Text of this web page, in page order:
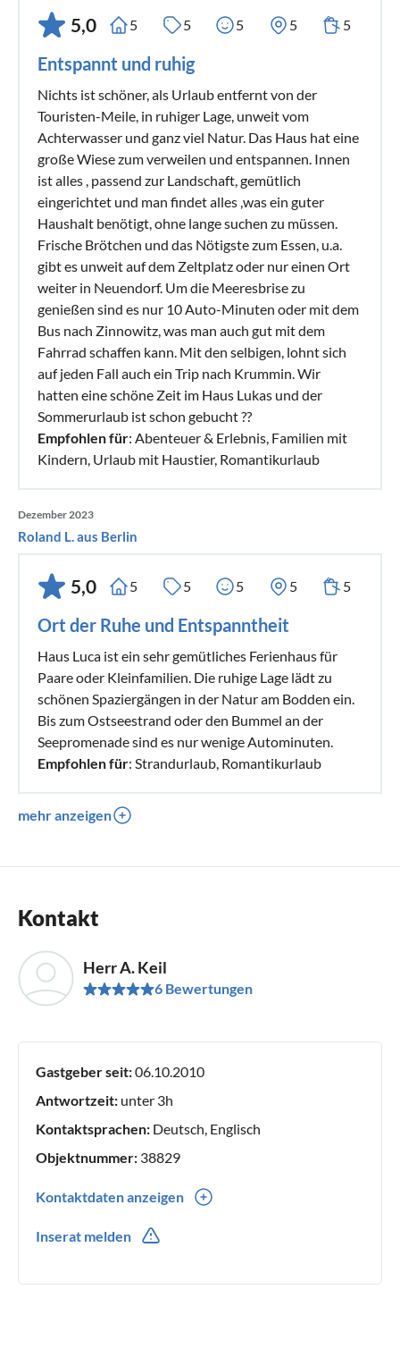
5,0 5 5 5 5 5
Entspannt und ruhig
Nichts ist schöner, als Urlaub entfernt von der
Touristen-Meile, in ruhiger Lage, unweit vom
Achterwasser und ganz viel Natur. Das Haus hat eine
große Wiese zum verweilen und entspannen. Innen
ist alles , passend zur Landschaft, gemütlich
eingerichtet und man findet alles ,was ein guter
Haushalt benötigt, ohne lange suchen zu müssen.
Frische Brötchen und das Nötigste zum Essen, u.a.
gibt es unweit auf dem Zeltplatz oder nur einen Ort
weiter in Neuendorf. Um die Meeresbrise zu
genießen sind es nur 10 Auto-Minuten oder mit dem
Bus nach Zinnowitz, was man auch gut mit dem
Fahrrad schaffen kann. Mit den selbigen, lohnt sich
auf jeden Fall auch ein Trip nach Krummin. Wir
hatten eine schöne Zeit im Haus Lukas und der
Sommerurlaub ist schon gebucht ??
Empfohlen für: Abenteuer & Erlebnis, Familien mit
Kindern, Urlaub mit Haustier, Romantikurlaub
Dezember 2023
Roland L. aus Berlin
5,0 5 5 5 5 5
Ort der Ruhe und Entspanntheit
Haus Luca ist ein sehr gemütliches Ferienhaus für
Paare oder Kleinfamilien. Die ruhige Lage lädt zu
schönen Spaziergängen in der Natur am Bodden ein.
Bis zum Ostseestrand oder den Bummel an der
Seepromenade sind es nur wenige Autominuten.
Empfohlen für: Strandurlaub, Romantikurlaub
mehr anzeigen
Kontakt
Herr A. Keil
6 Bewertungen
Gastgeber seit:06.10.2010
Antwortzeit: unter 3h
Kontaktsprachen: Deutsch, Englisch
Objektnummer: 38829
Kontaktdaten anzeigen
Inserat melden